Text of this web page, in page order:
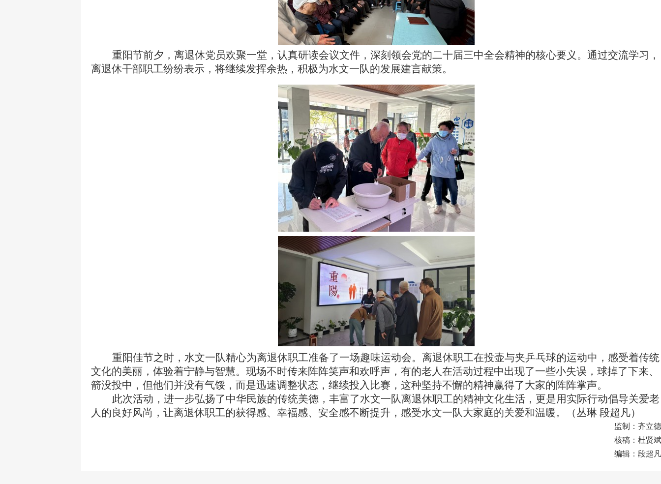
重阳节前夕，离退休党员欢聚一堂，认真研读会议文件，深刻领会党的二十届三中全会精神的核心要义。通过交流学习，
离退休干部职工纷纷表示，将继续发挥余热， 积极为水文一队的发展建言献策。
重阳佳节之时，水文一队精心为离退休职工准备了一场趣味运动会。离退休职工在投壶与夹乒乓球的运动中，感受着传统
文化的美丽，体验着宁静与智慧。现场不时传来阵阵笑声和欢呼声，有的老人在活动过程中出现了一些小失误，球掉了下来、
箭没投中，但他们并没有气馁，而是迅速调整状态，继续投入比赛，这种坚持不懈的精神赢得了大家的阵阵掌声。
此次活动，进一步弘扬了中华民族的传统美德， 丰富了水文一队离退休职工的精神文化生活， 更是用实际行动倡导关爱老
人的良好风尚，让离退休职工的获得感、幸福感、安全感不断提升，感受水文一队大家庭的关爱和温暖。（丛琳 段超凡）
监制：齐立德
核稿：杜贤斌
编辑：段超凡